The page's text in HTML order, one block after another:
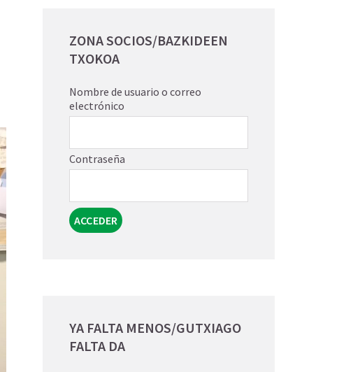
ZONA SOCIOS/BAZKIDEEN
TXOKOA
Nombre de usuario o correo
electrónico
Contraseña
YA FALTA MENOS/GUTXIAGO
FALTA DA